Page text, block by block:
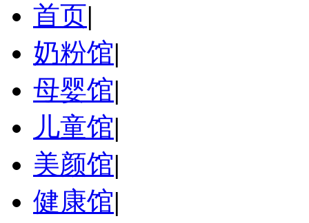
首页|
奶粉馆|
母婴馆|
儿童馆|
美颜馆|
健康馆|